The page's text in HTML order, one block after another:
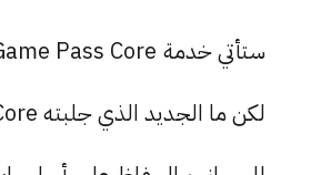
لكن ما الجديد الذي جلبته Game Pass Core؟